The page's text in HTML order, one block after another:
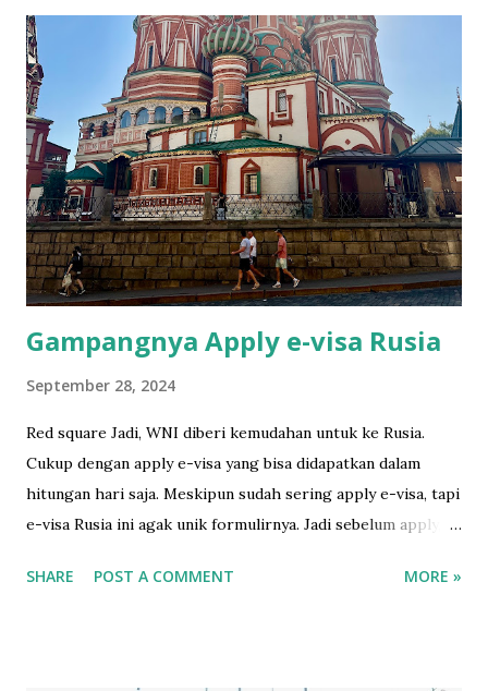
first film roll to take photos of my favorite people. So it
has more human than random pictures. It was on family
event. After the last shot, I wanted to develop it before I
flew to Bali but they had no lab. Luckily we have the lab in
Bali. I developed and scanned the film in Ojisanfilmlab Bali.
They're just a google away. They sell the roll as well. I had
to tell the TSA to do the hand checking rather putting it
through the scanner. They understood. Cimol hides
himself in his favorite sp...
Gampangnya Apply e-visa Rusia
September 28, 2024
Red square Jadi, WNI diberi kemudahan untuk ke Rusia.
Cukup dengan apply e-visa yang bisa didapatkan dalam
hitungan hari saja. Meskipun sudah sering apply e-visa, tapi
e-visa Rusia ini agak unik formulirnya. Jadi sebelum apply,
mudah dipahami. Sebelum isi formulir online, ada baiknya
SHARE POST A COMMENT MORE »